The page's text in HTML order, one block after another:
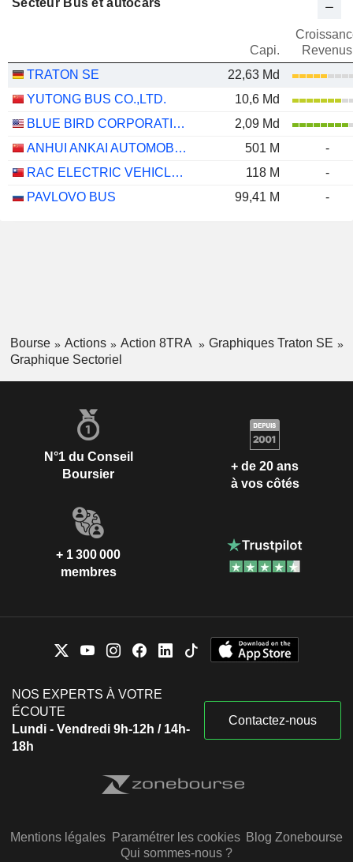
Secteur Bus et autocars
Capi.
Revenus
TRATON SE
22,63 Md
YUTONG BUS CO.,LTD.
10,6 Md
BLUE BIRD CORPORATION
2,09 Md
ANHUI ANKAI AUTOMOBILE CO., LTD
501 M
-
RAC ELECTRIC VEHICLES INC.
118 M
-
PAVLOVO BUS
99,41 M -
Bourse Actions Action 8TRA
Graphiques Traton SE
Graphique Sectoriel
N°1 du Conseil
Boursier
+ de 20 ans
à vos côtés
+ 1 300 000
membres
NOS EXPERTS À VOTRE
ÉCOUTE
Lundi - Vendredi 9h-12h / 14h-
18h
Contactez-nous
Mentions légales Paramétrer les cookies Blog Zonebourse
Qui sommes-nous ?